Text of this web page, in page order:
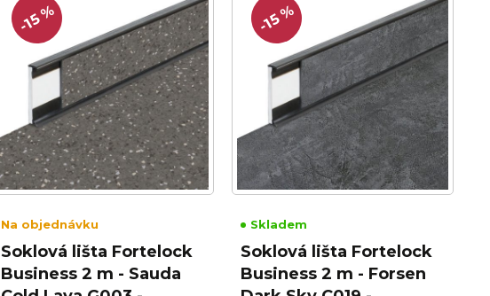
-15 %
Na objednávku
Soklová lišta Fortelock
Business 2 m - Sauda
-15 %
Skladem
Soklová lišta Fortelock
Business 2 m - Forsen